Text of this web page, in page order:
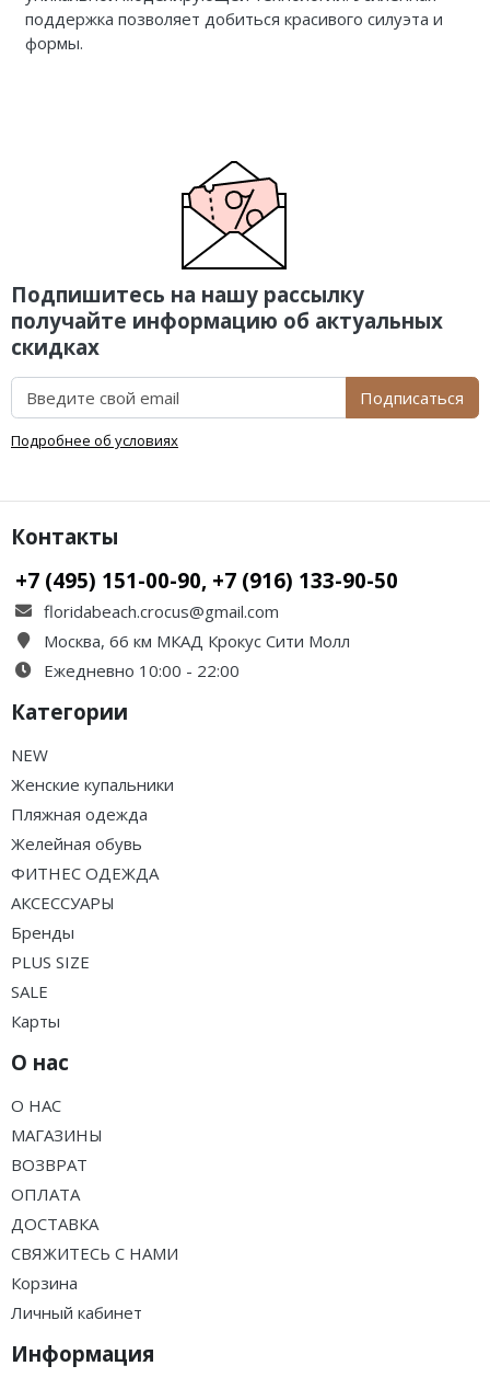
поддержка позволяет добиться красивого силуэта и
формы.
Подпишитесь на нашу рассылку
получайте информацию об актуальных
скидках
Подписаться
Подробнее об условиях
Контакты
+7 (495) 151-00-90, +7 (916) 133-90-50
floridabeach.crocus@gmail.com
Москва, 66 км МКАД Крокус Сити Молл
Ежедневно 10:00 - 22:00
Категории
NEW
Женские купальники
Пляжная одежда
Желейная обувь
ФИТНЕС ОДЕЖДА
АКСЕССУАРЫ
Бренды
PLUS SIZE
SALE
Карты
О нас
О НАС
МАГАЗИНЫ
ВОЗВРАТ
ОПЛАТА
ДОСТАВКА
СВЯЖИТЕСЬ С НАМИ
Корзина
Личный кабинет
Информация